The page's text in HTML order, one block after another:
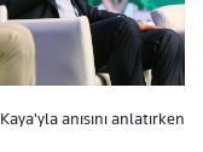
anısını anlatırken